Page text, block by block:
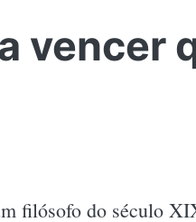
vencer
filósofo do século